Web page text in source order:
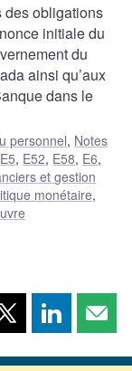
des obligations
initiale du
du
ainsi qu’aux
dans le
personnel, Notes
E5, E52, E58, E6,
et gestion
monétaire,
Partager
page
Partager
page page